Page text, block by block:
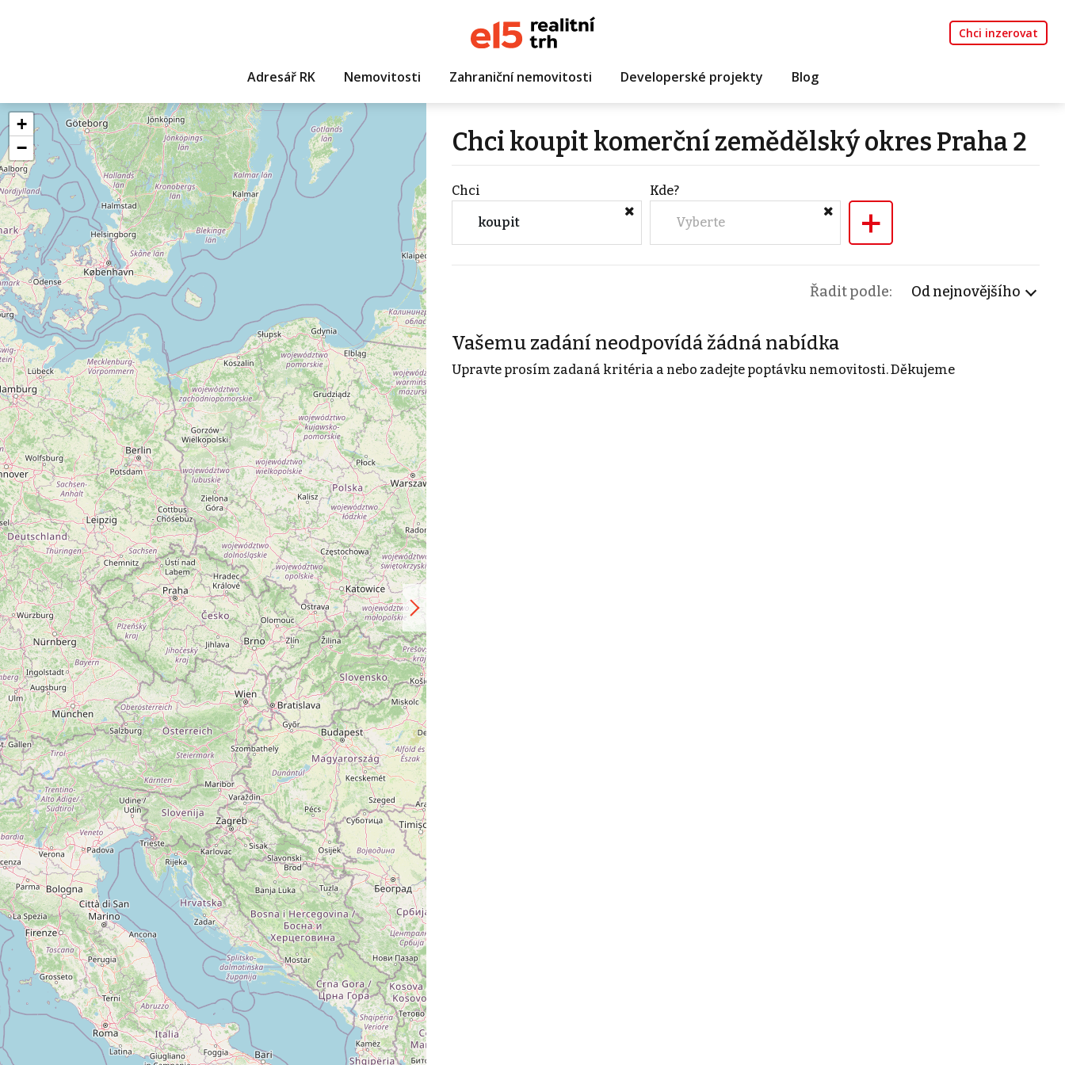
Chci inzerovat
Adresář RK Nemovitosti Zahraniční nemovitosti Developerské projekty Blog
+
−
Chci koupit komerční zemědělský okres Praha 2
Chci
koupit
Kde?
Vyberte +
Řadit podle: Od nejnovějšího
Vašemu zadání neodpovídá žádná nabídka
Upravte prosím zadaná kritéria a nebo zadejte poptávku nemovitosti. Děkujeme